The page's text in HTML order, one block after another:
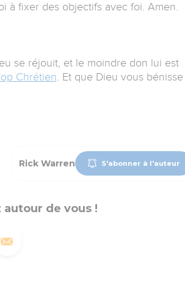
à fixer des objectifs avec foi. Amen.
se réjouit, et le moindre don lui est
Chrétien. Et que Dieu vous
Rick Warren S'abonner à l'auteur
autour de vous !